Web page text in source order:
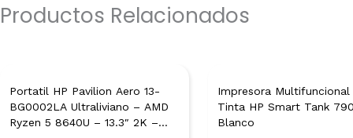
Productos Relacionados
Portatil HP Pavilion Aero 13-
BG0002LA Ultraliviano – AMD
Ryzen 5 8640U – 13.3″ 2K –
Impresora Multifuncional
Tinta HP Smart Tank
Blanco